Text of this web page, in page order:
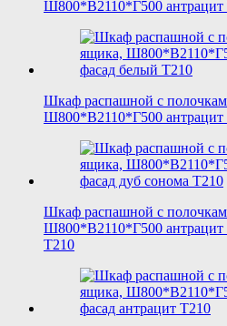
Ш800*В2110*Г500 антрацит
Шкаф распашной с
Ш800*В2110*Г500 антрацит
Шкаф распашной с
Ш800*В2110*Г500 антрацит
T210